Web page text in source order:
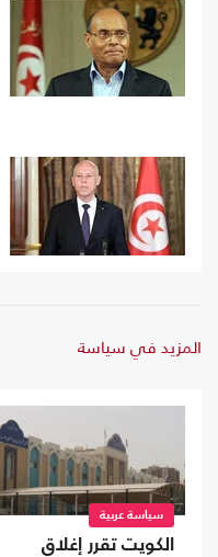
المزيد في سياسة
سياسة عربية
الكويت تقرر إغلاق